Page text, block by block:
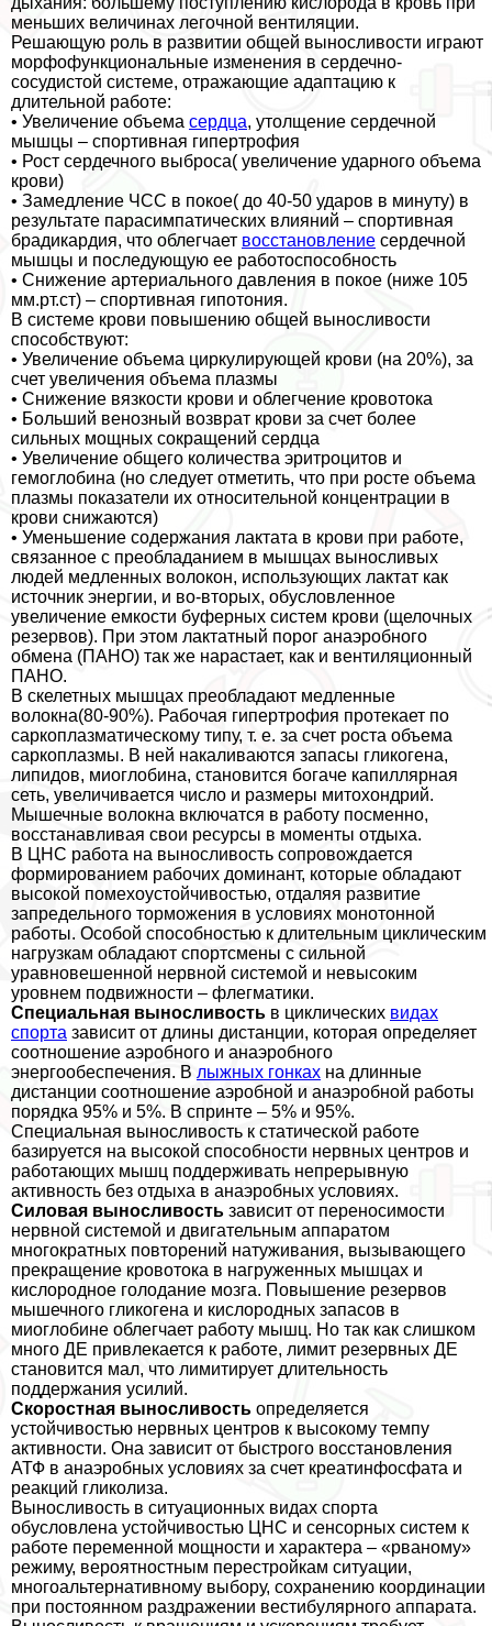
меньших величинах легочной вентиляции.
Решающую роль в развитии общей выносливости играют
морфофункциональные изменения в сердечно-
сосудистой системе, отражающие адаптацию к
длительной работе:
• Увеличение объема сердца, утолщение сердечной
мышцы – спортивная гипертрофия
• Рост сердечного выброса( увеличение ударного объема
крови)
• Замедление ЧСС в покое( до 40-50 ударов в минуту) в
результате парасимпатических влияний – спортивная
брадикардия, что облегчает восстановление сердечной
мышцы и последующую ее работоспособность
• Снижение артериального давления в покое (ниже 105
мм.рт.ст) – спортивная гипотония.
В системе крови повышению общей выносливости
способствуют:
• Увеличение объема циркулирующей крови (на 20%), за
счет увеличения объема плазмы
• Снижение вязкости крови и облегчение кровотока
• Больший венозный возврат крови за счет более
сильных мощных сокращений сердца
• Увеличение общего количества эритроцитов и
гемоглобина (но следует отметить, что при росте объема
плазмы показатели их относительной концентрации в
крови снижаются)
• Уменьшение содержания лактата в крови при работе,
связанное с преобладанием в мышцах выносливых
людей медленных волокон, использующих лактат как
источник энергии, и во-вторых, обусловленное
увеличение емкости буферных систем крови (щелочных
резервов). При этом лактатный порог анаэробного
обмена (ПАНО) так же нарастает, как и вентиляционный
ПАНО.
В скелетных мышцах преобладают медленные
волокна(80-90%). Рабочая гипертрофия протекает по
саркоплазматическому типу, т. е. за счет роста объема
саркоплазмы. В ней накаливаются запасы гликогена,
липидов, миоглобина, становится богаче капиллярная
сеть, увеличивается число и размеры митохондрий.
Мышечные волокна включатся в работу посменно,
восстанавливая свои ресурсы в моменты отдыха.
В ЦНС работа на выносливость сопровождается
формированием рабочих доминант, которые обладают
высокой помехоустойчивостью, отдаляя развитие
запредельного торможения в условиях монотонной
работы. Особой способностью к длительным циклическим
нагрузкам обладают спортсмены с сильной
уравновешенной нервной системой и невысоким
уровнем подвижности – флегматики.
Специальная выносливость в циклических видах
спорта зависит от длины дистанции, которая определяет
соотношение аэробного и анаэробного
энергообеспечения. В лыжных гонках на длинные
дистанции соотношение аэробной и анаэробной работы
порядка 95% и 5%. В спринте – 5% и 95%.
Специальная выносливость к статической работе
базируется на высокой способности нервных центров и
работающих мышц поддерживать непрерывную
активность без отдыха в анаэробных условиях.
Силовая выносливость зависит от переносимости
нервной системой и двигательным аппаратом
многократных повторений натуживания, вызывающего
прекращение кровотока в нагруженных мышцах и
кислородное голодание мозга. Повышение резервов
мышечного гликогена и кислородных запасов в
миоглобине облегчает работу мышц. Но так как слишком
много ДЕ привлекается к работе, лимит резервных ДЕ
становится мал, что лимитирует длительность
поддержания усилий.
Скоростная выносливость определяется
устойчивостью нервных центров к высокому темпу
активности. Она зависит от быстрого восстановления
АТФ в анаэробных условиях за счет креатинфосфата и
реакций гликолиза.
Выносливость в ситуационных видах спорта
обусловлена устойчивостью ЦНС и сенсорных систем к
работе переменной мощности и хаpaктера – «рваному»
режиму, вероятностным перестройкам ситуации,
многоальтернативному выбору, сохранению координации
при постоянном раздражении вестибулярного аппарата.